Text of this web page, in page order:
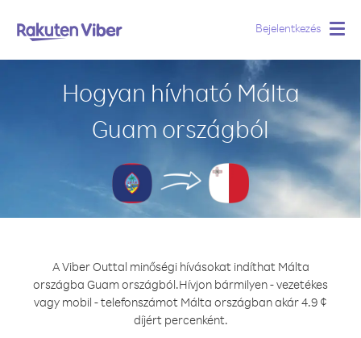
Bejelentkezés
Hogyan hívható Málta
Guam országból
A Viber Outtal minőségi hívásokat indíthat Málta
országba Guam országból.Hívjon bármilyen - vezetékes
vagy mobil - telefonszámot Málta országban akár 4.9 ¢
díjért percenként.